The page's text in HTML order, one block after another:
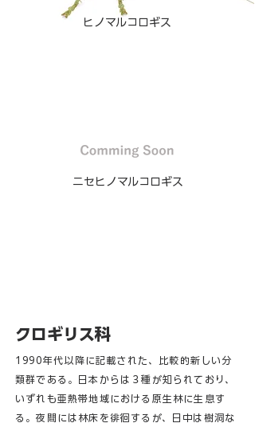
ヒノマルコロギス
ニセヒノマルコロギス
クロギリス科
1990年代以降に記載された、比較的新しい分
類群である。日本からは３種が知られており、
いずれも亜熱帯地域における原生林に生息す
る。夜間には林床を徘徊するが、日中は樹洞な